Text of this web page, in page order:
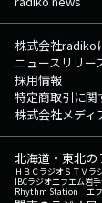
KEY NUMBER
のピックアップ
ます。 ▽08:09
MORNING視点
今、新しい生活
ーカスします
HEADLINE
通情報 】 ---
ージフォーム
株式会社radiko
ニュースリリー
採用情報
特定商取引に
株式会社メディ
北海道・東北の
ＨＢＣラジオＳＴＶラ
IBCラジオエフエム岩手
Rhythm Station エフ